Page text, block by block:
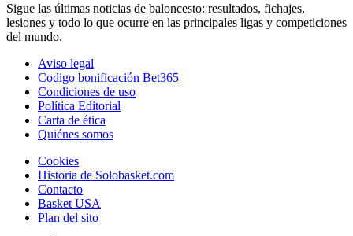
Sigue las últimas noticias de baloncesto: resultados, fichajes,
lesiones y todo lo que ocurre en las principales ligas y competiciones
del mundo.
Aviso legal
Codigo bonificación Bet365
Condiciones de uso
Política Editorial
Carta de ética
Quiénes somos
Cookies
Historia de Solobasket.com
Contacto
Basket USA
Plan del sito